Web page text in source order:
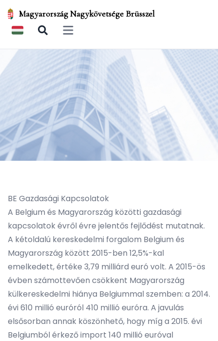
Magyarország Nagykövetsége Brüsszel
Open main menu
BE Gazdasági Kapcsolatok
A Belgium és Magyarország közötti gazdasági
kapcsolatok évről évre jelentős fejlődést mutatnak.
A kétoldalú kereskedelmi forgalom Belgium és
Magyarország között 2015-ben 12,5%-kal
emelkedett, értéke 3,79 milliárd euró volt. A 2015-ös
évben számottevően csökkent Magyarország
külkereskedelmi hiánya Belgiummal szemben: a 2014.
évi 610 millió euróról 410 millió euróra. A javulás
elsősorban annak köszönhető, hogy míg a 2015. évi
Belgiumból érkező import 140 millió euróval